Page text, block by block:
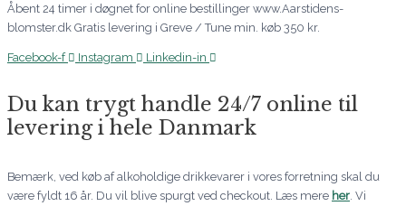
Åbent 24 timer i døgnet for online bestillinger www.Aarstidens-
blomster.dk Gratis levering i Greve / Tune min. køb 350 kr.
Facebook-f Instagram Linkedin-in
Du kan trygt handle 24/7 online til
levering i hele Danmark
Bemærk, ved køb af alkoholdige drikkevarer i vores forretning skal du
være fyldt 16 år. Du vil blive spurgt ved checkout. Læs mere her . Vi